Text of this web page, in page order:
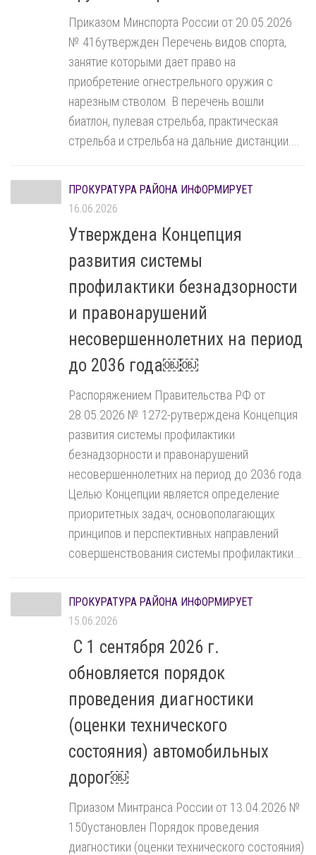
Приказом Минспорта России от 20.05.2026
№ 416утвержден Перечень видов спорта,
занятие которыми дает право на
приобретение огнестрельного оружия с
нарезным стволом. В перечень вошли
биатлон, пулевая стрельба, практическая
стрельба и стрельба на дальние дистанции....
ПРОКУРАТУРА РАЙОНА ИНФОРМИРУЕТ
16.06.2026
Утверждена Концепция
развития системы
профилактики безнадзорности
и правонарушений
несовершеннолетних на период
до 2036 года￼￼
Распоряжением Правительства РФ от
28.05.2026 № 1272-рутверждена Концепция
развития системы профилактики
безнадзорности и правонарушений
несовершеннолетних на период до 2036 года.
Целью Концепции является определение
приоритетных задач, основополагающих
принципов и перспективных направлений
совершенствования системы профилактики...
ПРОКУРАТУРА РАЙОНА ИНФОРМИРУЕТ
15.06.2026
С 1 сентября 2026 г.
обновляется порядок
проведения диагностики
(оценки технического
состояния) автомобильных
дорог￼
Приазом Минтранса России от 13.04.2026 №
150установлен Порядок проведения
диагностики (оценки технического состояния)